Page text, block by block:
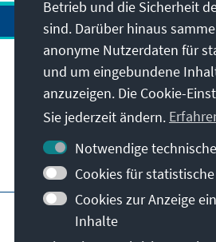
Anschrift
Kontakt
Besuchen Sie auch
Hauptseite der KAS
Slowakische
Betrieb und die Sicherheit
sind. Darüber hinaus
anonyme Nutzerdaten für
und um eingebundene
anzuzeigen. Die Cookie-
Sie jederzeit ändern.
Notwendige
Cookies für
Cookies zur Anzeige
Inhalte